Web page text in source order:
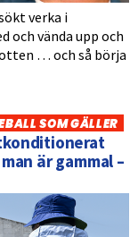
verka i
och vända upp och
… och så börja
SOM GÄLLER
är gammal –